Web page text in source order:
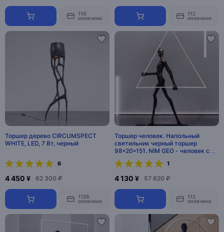
110
оплачено
112
оплачено
Торшер дерево CIRCUMSPECT
WHITE, LED, 7 Вт, черный
6
4 450 ¥ 62 300 ₽
1126
оплачено
Торшер человек. Напольный
светильник черный торшер
98*20*151. NIM GEO - человек с
треугольником, LED, 50 Вт
1
4 130 ¥ 57 820 ₽
112
оплачено